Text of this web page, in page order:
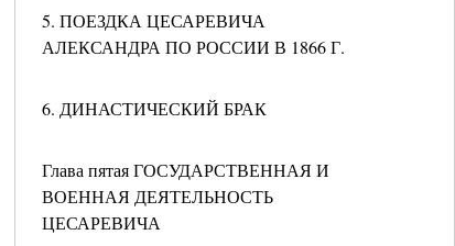
5. ПОЕЗДКА ЦЕСАРЕВИЧА
АЛЕКСАНДРА ПО РОССИИ В 1866 Г.
6. ДИНАСТИЧЕСКИЙ БРАК
Глава пятая ГОСУДАРСТВЕННАЯ И
ВОЕННАЯ ДЕЯТЕЛЬНОСТЬ
ЦЕСАРЕВИЧА